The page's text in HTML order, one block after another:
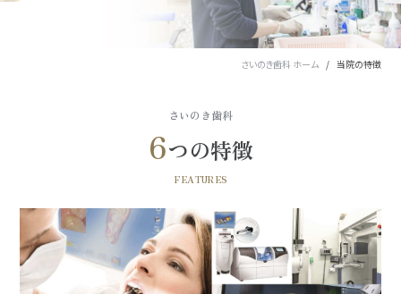
さいのき歯科 ホーム 当院の特徴
さいのき歯科
6つの特徴
FEATURES